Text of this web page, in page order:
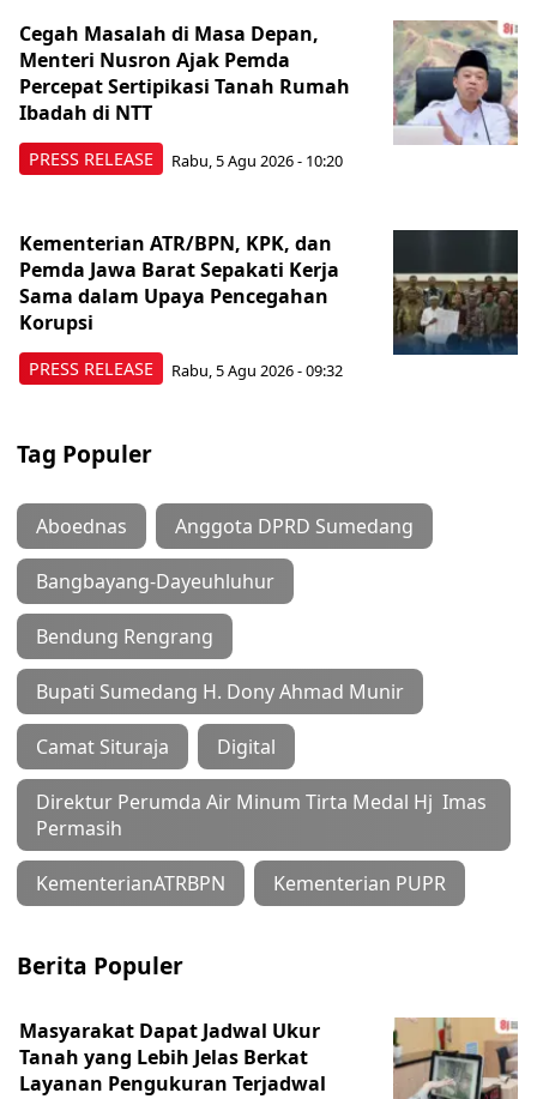
PRESS RELEASE
Cegah Masalah di Masa Depan,
Menteri Nusron Ajak Pemda
Percepat Sertipikasi Tanah Rumah
Ibadah di NTT
Rabu, 5 Agu 2026 - 10:20
PRESS RELEASE
Kementerian ATR/BPN, KPK, dan
Pemda Jawa Barat Sepakati Kerja
Sama dalam Upaya Pencegahan
Korupsi
Rabu, 5 Agu 2026 - 09:32
Tag Populer
Aboednas Anggota DPRD Sumedang
Bangbayang-Dayeuhluhur
Bendung Rengrang
Bupati Sumedang H. Dony Ahmad Munir
Camat Situraja Digital
Direktur Perumda Air Minum Tirta Medal Hj Imas
Permasih
KementerianATRBPN Kementerian PUPR
Berita Populer
Masyarakat Dapat Jadwal Ukur
Tanah yang Lebih Jelas Berkat
Layanan Pengukuran Terjadwal